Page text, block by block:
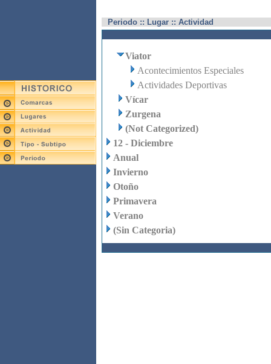
Periodo :: Lugar :: Actividad
Viator
Acontecimientos Especiales
Actividades Deportivas
Vícar
Zurgena
(Not Categorized)
12 - Diciembre
Anual
Invierno
Otoño
Primavera
Verano
(Sin Categoria)